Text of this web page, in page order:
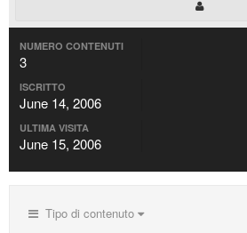
NUMERO CONTENUTI
3
ISCRITTO
June 14, 2006
ULTIMA VISITA
June 15, 2006
Tipo di contenuto